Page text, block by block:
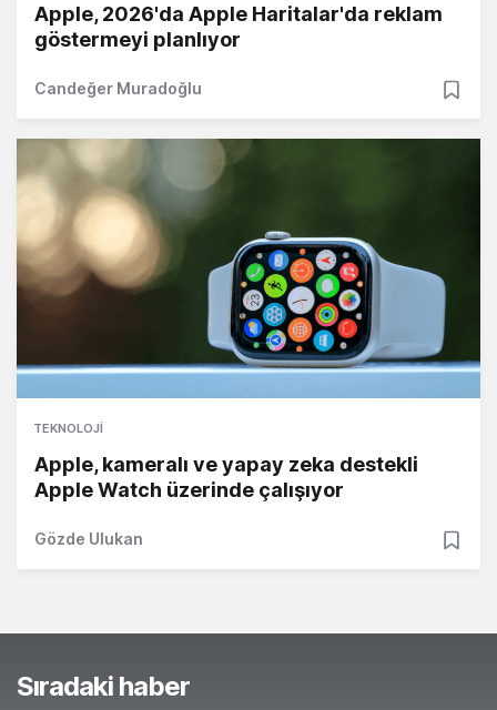
Apple, 2026'da Apple Haritalar'da reklam
göstermeyi planlıyor
Candeğer Muradoğlu
TEKNOLOJI
Apple, kameralı ve yapay zeka destekli
Apple Watch üzerinde çalışıyor
Gözde Ulukan
Sıradaki haber